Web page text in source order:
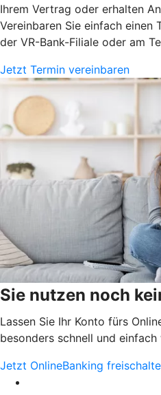
Ihrem Vertrag oder erhalten
Vereinbaren Sie einfach einen
der VR-Bank-Filiale oder am
Jetzt Termin vereinbaren
Sie nutzen noch
Lassen Sie Ihr Konto fürs
besonders schnell und
Jetzt OnlineBanking